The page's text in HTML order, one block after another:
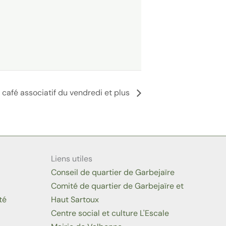
café associatif du vendredi et plus
Liens utiles
Conseil de quartier de Garbejaïre
Comité de quartier de Garbejaïre et
Haut Sartoux
Centre social et culture L'Escale